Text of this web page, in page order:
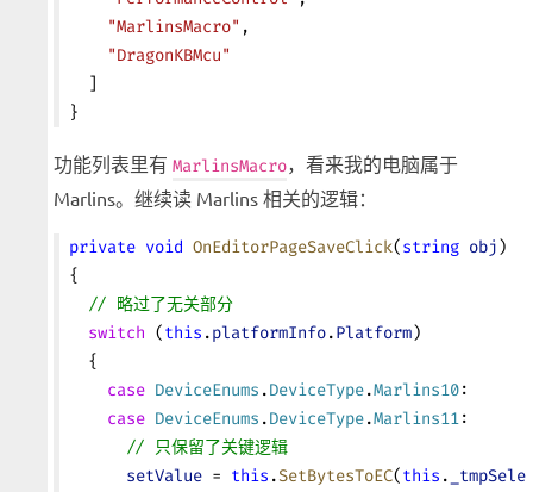
    "MarlinsMacro"
,
    "DragonKBMcu"
  ]
}
功能列表里有 MarlinsMacro，看来我的电脑属于
Marlins。继续读 Marlins 相关的逻辑：
private void OnEditorPageSaveClick(string obj)
{
  // 略过了无关部分
  switch
(this .platformInfo.Platform)
  {
    case
DeviceEnums .DeviceType.Marlins10:
    case
DeviceEnums .DeviceType.Marlins11:
      // 只保留了关键逻辑
      setValue
= this .SetBytesToEC(this .